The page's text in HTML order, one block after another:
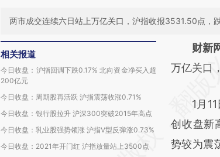
两市成交连续六日站上万亿关口，沪指收报3531.50点，
相关报道
今日收盘：沪指回调下跌0.17% 北向资金净买入超
200亿元
今日收盘：周期股再活跃 沪指震荡收涨0.71%
今日收盘：银行股拉升 沪深300突破2015年高点
今日收盘：乳业股强势领涨 沪指V型反弹涨0.73%
今日收盘：2021年开门红 沪指放量站上3500点
请务必
AI
(https://
成，可能
新观点和
财新
万亿关口，
1月11
创收盘新
势较为震